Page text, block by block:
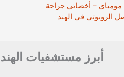
– أخصائي جراحة
الروبوتي في الهند
أبرز مستشفيات الهند